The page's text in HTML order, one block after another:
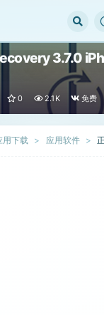
3.7.0
0 2.1K 免费
用下载 应用软件